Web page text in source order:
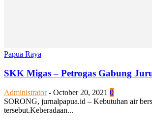
Papua Raya
SKK Migas – Petrogas Gabung
Administrator - October 20, 2021 0
SORONG, jurnalpapua.id – Kebutuhan air
tersebut.Keberadaan...